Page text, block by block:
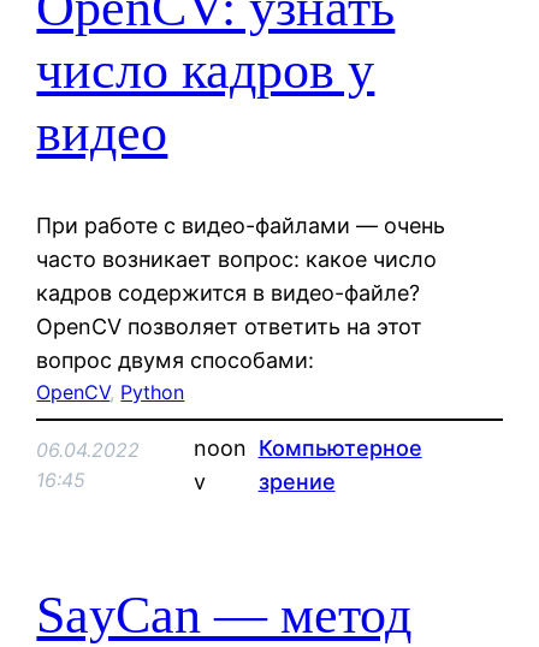
число кадров у
видео
При работе с видео-файлами — очень
часто возникает вопрос: какое число
кадров содержится в видео-файле?
OpenCV позволяет ответить на этот
вопрос двумя способами:
OpenCV, Python
06.04.2022
16:45
noon
v
Компьютерное
зрение
SayCan — метод